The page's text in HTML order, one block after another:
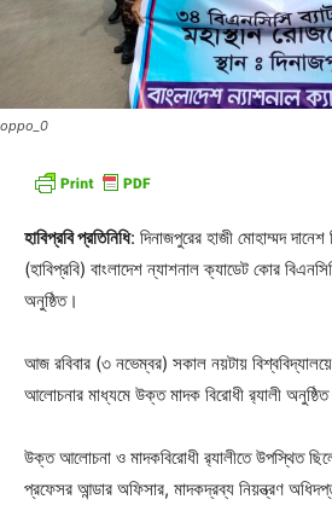
oppo_0
হাবিপ্রবি প্রতিনিধি: দিনাজপুরের হাজী মোহাম্মদ
(হাবিপ্রবি) বাংলাদেশ ন্যাশনাল ক্যাডেট কোর
অনুষ্ঠিত।
আজ রবিবার (৩ নভেম্বর) সকাল নয়টায়
আলোচনার মাধ্যমে উক্ত মাদক বিরোধী র‍্যালী
উক্ত আলোচনা ও মাদকবিরোধী র‍্যালীতে উপস্থিত
প্রফেসর আন্ডার অফিসার, মাদকদ্রব্য নিয়ন্ত্রণ